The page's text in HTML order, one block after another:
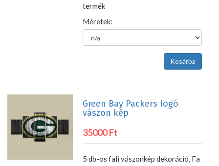
termék
Méretek:
Green Bay Packers logó
vászon kép
35000 Ft
5 db-os fali vászonkép dekoráció, Fa